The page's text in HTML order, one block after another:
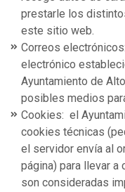
prestarle los
este sitio web.
Correos
electrónico
Ayuntamiento de
posibles medios
Cookies: el
cookies técnicas
el servidor envía al
página) para llevar a
son consideradas